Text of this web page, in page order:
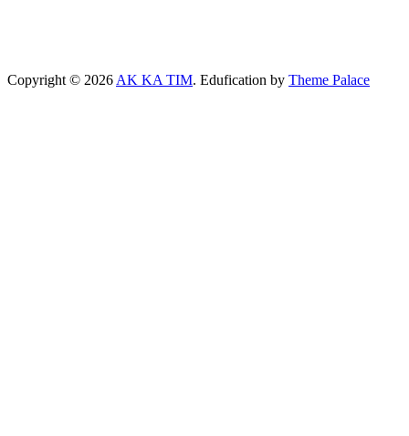
Copyright © 2026 AK KA TIM. Edufication by Theme Palace